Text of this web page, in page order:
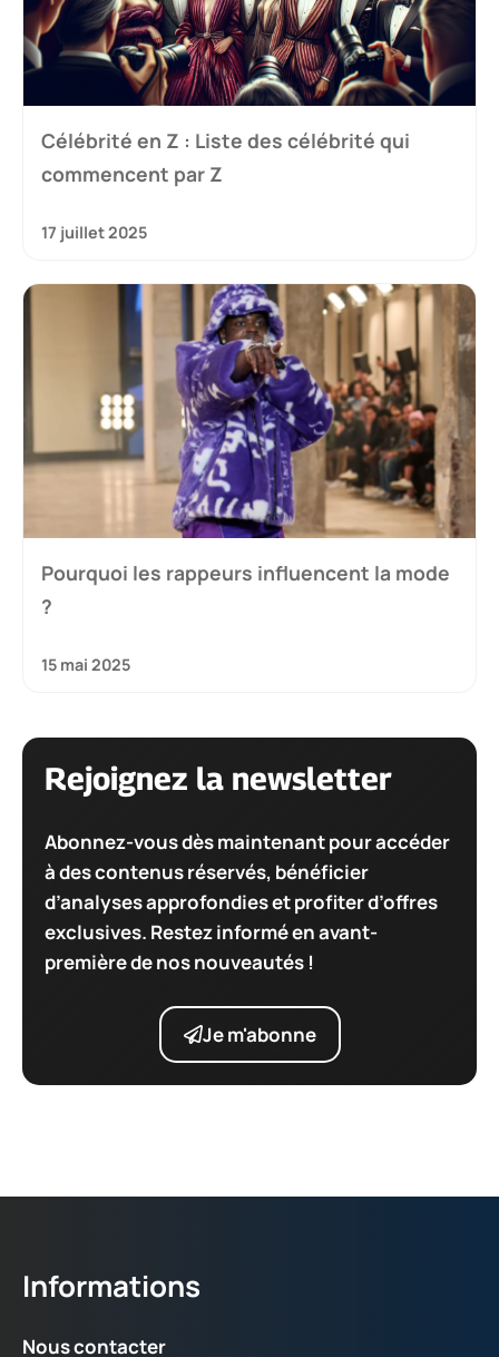
Célébrité en Z : Liste des célébrité qui
commencent par Z
17 juillet 2025
Pourquoi les rappeurs influencent la mode
?
15 mai 2025
Rejoignez la newsletter
Abonnez-vous dès maintenant pour accéder
à des contenus réservés, bénéficier
d’analyses approfondies et profiter d’offres
exclusives. Restez informé en avant-
première de nos nouveautés !
Je m'abonne
Informations
Nous contacter